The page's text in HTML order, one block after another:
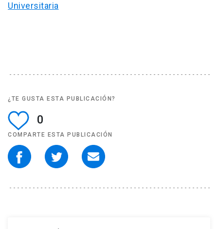
Universitaria
¿TE GUSTA ESTA PUBLICACIÓN?
0
COMPARTE ESTA PUBLICACIÓN